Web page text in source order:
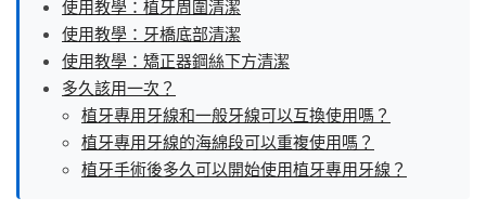
｜
使用教學：植牙周圍清潔
使用教學：牙橋底部清潔
使用教學：矯正器鋼絲下方清潔
多久該用一次？
植牙專用牙線和一般牙線可以互換使用嗎？
植牙專用牙線的海綿段可以重複使用嗎？
植牙手術後多久可以開始使用植牙專用牙線？